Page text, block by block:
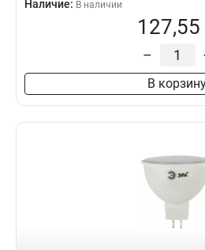
Наличие: В наличии
127,55
–
В